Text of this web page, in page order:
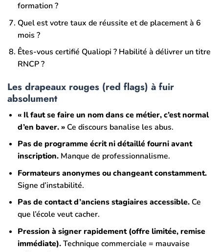
formation ?
Quel est votre taux de réussite et de placement à 6
mois ?
Êtes-vous certifié Qualiopi ? Habilité à délivrer un titre
RNCP ?
Les drapeaux rouges (red flags) à fuir
absolument
« Il faut se faire un nom dans ce métier, c’est normal
d’en baver. »Ce discours banalise les abus.
Pas de programme écrit ni détaillé fourni avant
inscription.Manque de professionnalisme.
Formateurs anonymes ou changeant constamment.
Signe d’instabilité.
Pas de contact d’anciens stagiaires accessible.Ce
que l’école veut cacher.
Pression à signer rapidement (offre limitée, remise
immédiate).Technique commerciale = mauvaise